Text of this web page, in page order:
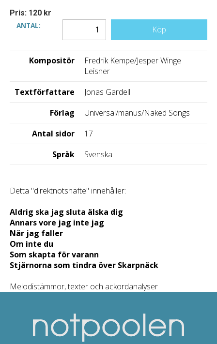
Pris: 120 kr
ANTAL:
Köp
Kompositör
Fredrik Kempe/Jesper Winge
Leisner
Textförfattare
Jonas Gardell
Förlag
Universal/manus/Naked Songs
Antal sidor
17
Språk
Svenska
Detta "direktnotshäfte" innehåller:
Aldrig ska jag sluta älska dig
Annars vore jag inte jag
När jag faller
Om inte du
Som skapta för varann
Stjärnorna som tindra över Skarpnäck
Melodistämmor, texter och ackordanalyser